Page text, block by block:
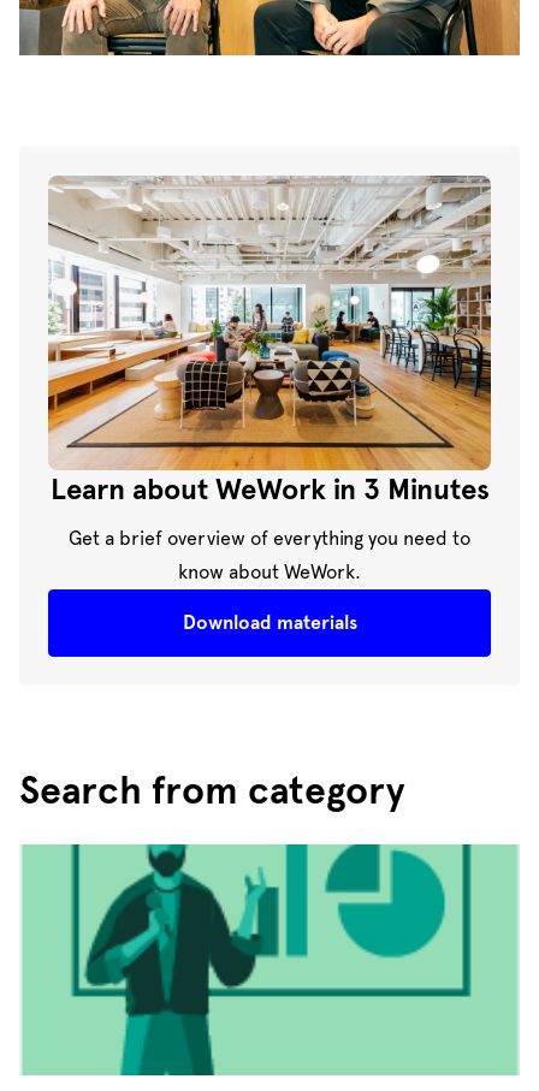
Learn about WeWork in 3 Minutes
Get a brief overview of everything you need to
know about WeWork.
Download materials
Search from category